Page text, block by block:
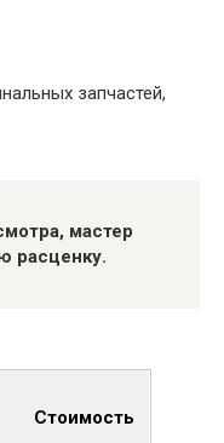
запчастей,
мастер
расценку.
Стоимость